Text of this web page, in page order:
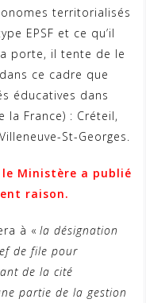
territorialisés
EPSF et ce qu’il
porte, il tente de le
ce cadre que
éducatives dans
France) : Créteil,
St-Georges.
Ministère a publié
raison.
à « la désignation
de file pour
de la cité
partie de la gestion